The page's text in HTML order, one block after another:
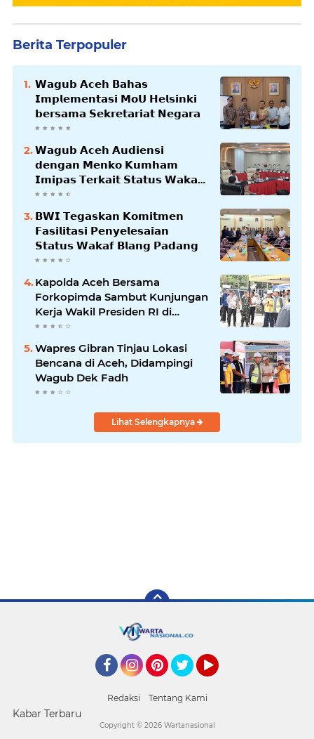
Berita Terpopuler
𝗪𝗮𝗴𝘂𝗯 𝗔𝗰𝗲𝗵 𝗕𝗮𝗵𝗮𝘀
𝗜𝗺𝗽𝗹𝗲𝗺𝗲𝗻𝘁𝗮𝘀𝗶 𝗠𝗼𝗨 𝗛𝗲𝗹𝘀𝗶𝗻𝗸𝗶
𝗯𝗲𝗿𝘀𝗮𝗺𝗮 𝗦𝗲𝗸𝗿𝗲𝘁𝗮𝗿𝗶𝗮𝘁 𝗡𝗲𝗴𝗮𝗿𝗮
𝗪𝗮𝗴𝘂𝗯 𝗔𝗰𝗲𝗵 𝗔𝘂𝗱𝗶𝗲𝗻𝘀𝗶
𝗱𝗲𝗻𝗴𝗮𝗻 𝗠𝗲𝗻𝗸𝗼 𝗞𝘂𝗺𝗵𝗮𝗺
𝗜𝗺𝗶𝗽𝗮𝘀 𝗧𝗲𝗿𝗸𝗮𝗶𝘁 𝗦𝘁𝗮𝘁𝘂𝘀 𝗪𝗮𝗸𝗮𝗳
𝗕𝗹𝗮𝗻𝗴𝗽𝗮𝗱𝗮𝗻𝗴
𝗕𝗪𝗜 𝗧𝗲𝗴𝗮𝘀𝗸𝗮𝗻 𝗞𝗼𝗺𝗶𝘁𝗺𝗲𝗻
𝗙𝗮𝘀𝗶𝗹𝗶𝘁𝗮𝘀𝗶 𝗣𝗲𝗻𝘆𝗲𝗹𝗲𝘀𝗮𝗶𝗮𝗻
𝗦𝘁𝗮𝘁𝘂𝘀 𝗪𝗮𝗸𝗮𝗳 𝗕𝗹𝗮𝗻𝗴 𝗣𝗮𝗱𝗮𝗻𝗴
Kapolda Aceh Bersama
Forkopimda Sambut Kunjungan
Kerja Wakil Presiden RI di
Kabupaten Bireuen
Wapres Gibran Tinjau Lokasi
Bencana di Aceh, Didampingi
Wagub Dek Fadh
Lihat Selengkapnya
Redaksi Tentang Kami
Kabar Terbaru
Copyright © 2026 Wartanasional